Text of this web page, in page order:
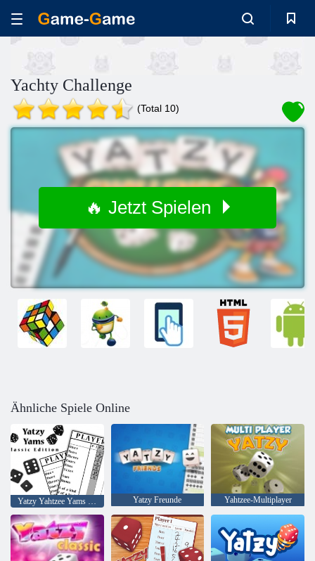
Yachty Challenge
(Total 10)
🔥 Jetzt Spielen
Ähnliche Spiele Online
Yatzy Yahtzee Yams Klassische Ausgabe Yatzy Freunde Yahtzee-Multiplayer